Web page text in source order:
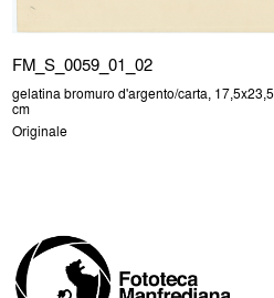
FM_S_0059_01_02
gelatina bromuro d'argento/carta, 17,5x23,5
cm
Originale